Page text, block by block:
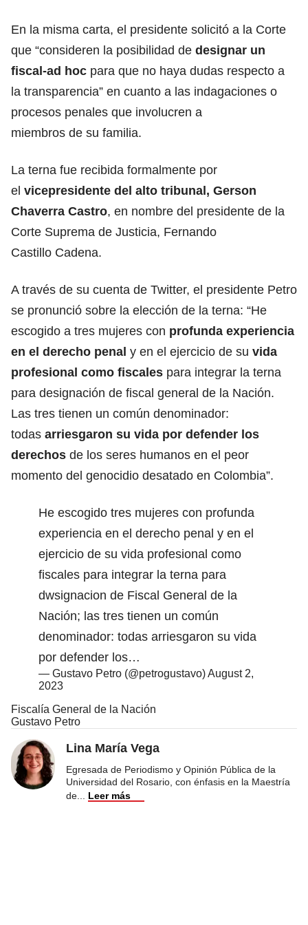
En la misma carta, el presidente solicitó a la Corte
que “consideren la posibilidad de designar un
fiscal-ad hoc para que no haya dudas respecto a
la transparencia” en cuanto a las indagaciones o
procesos penales que involucren a
miembros de su familia.
La terna fue recibida formalmente por
el vicepresidente del alto tribunal, Gerson
Chaverra Castro, en nombre del presidente de la
Corte Suprema de Justicia, Fernando
Castillo Cadena.
A través de su cuenta de Twitter, el presidente Petro
se pronunció sobre la elección de la terna: “He
escogido a tres mujeres con profunda experiencia
en el derecho penal y en el ejercicio de su vida
profesional como fiscales para integrar la terna
para designación de fiscal general de la Nación.
Las tres tienen un común denominador:
todas arriesgaron su vida por defender los
derechos de los seres humanos en el peor
momento del genocidio desatado en Colombia”.
He escogido tres mujeres con profunda
experiencia en el derecho penal y en el
ejercicio de su vida profesional como
fiscales para integrar la terna para
dwsignacion de Fiscal General de la
Nación; las tres tienen un común
denominador: todas arriesgaron su vida
por defender los…
— Gustavo Petro (@petrogustavo)August 2,
2023
Fiscalía General de la Nación
Gustavo Petro
Lina María Vega
Egresada de Periodismo y Opinión Pública de la
Universidad del Rosario, con énfasis en la Maestría
de
Leer más